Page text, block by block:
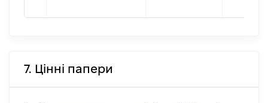
7. Цінні папери